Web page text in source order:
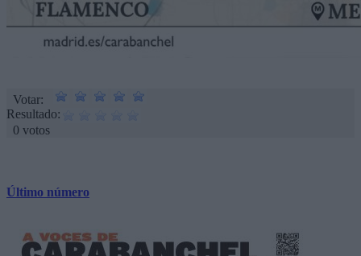
Votar:
Resultado:
0 votos
Último número